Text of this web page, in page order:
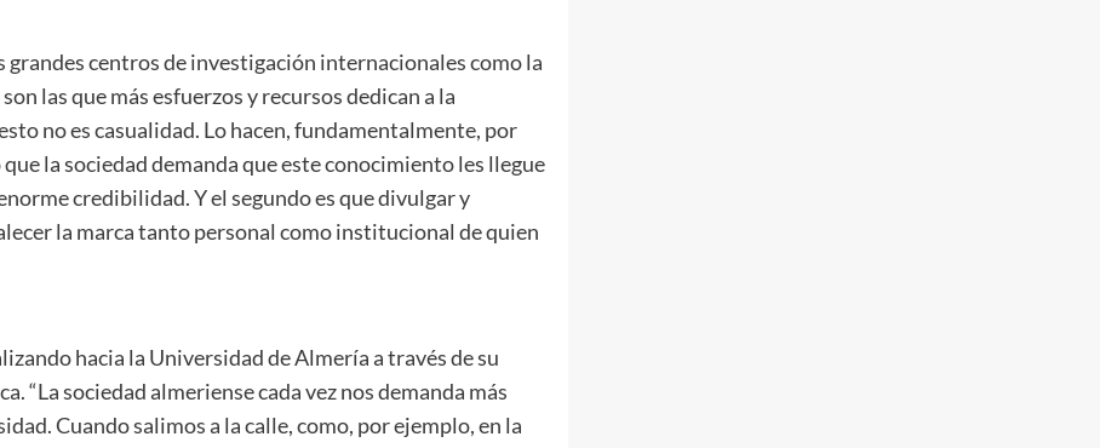
grandes centros de investigación internacionales como la
las que más esfuerzos y recursos dedican a la
no es casualidad. Lo hacen, fundamentalmente, por
la sociedad demanda que este conocimiento les llegue
credibilidad. Y el segundo es que divulgar y
la marca tanto personal como institucional de quien
hacia la Universidad de Almería a través de su
sociedad almeriense cada vez nos demanda más
Cuando salimos a la calle, como, por ejemplo, en la